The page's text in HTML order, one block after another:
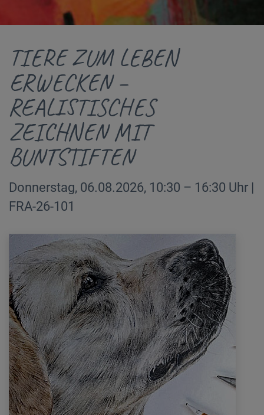
TIERE ZUM LEBEN
ERWECKEN –
REALISTISCHES
ZEICHNEN MIT
BUNTSTIFTEN
Donnerstag, 06.08.2026, 10:30 – 16:30 Uhr |
FRA-26-101